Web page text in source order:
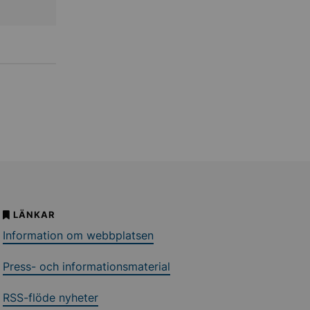
LÄNKAR
Information om webbplatsen
Press- och informationsmaterial
RSS-flöde nyheter